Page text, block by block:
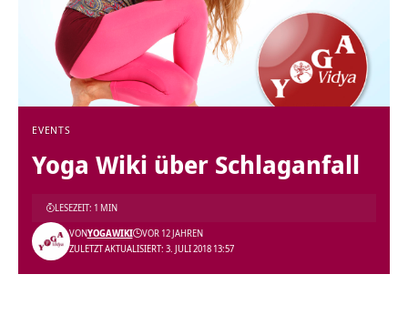
EVENTS
Yoga Wiki über Schlaganfall
ZULETZT AKTUALISIERT: 3. JULI 2018 13:57
VONYOGAWIKI VOR 12 JAHREN
LESEZEIT: 1 MIN